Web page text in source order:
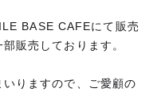
BASE CAFEにて販売
販売しております。
りますので、ご愛顧の